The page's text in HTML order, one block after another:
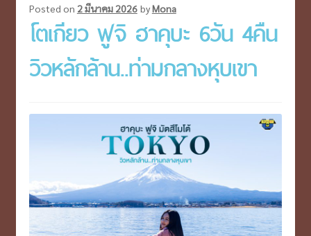
ยโกว
ลง
ครบ
งบ
19,999.-
Posted on 2 มีนาคม 2026 byMona
โตเกียว ฟูจิ ฮาคุบะ 6วัน 4คืน
วิวหลักล้าน..ท่ามกลางหุบเขา